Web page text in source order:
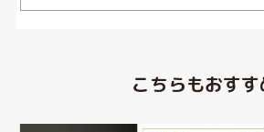
こちらもおすす